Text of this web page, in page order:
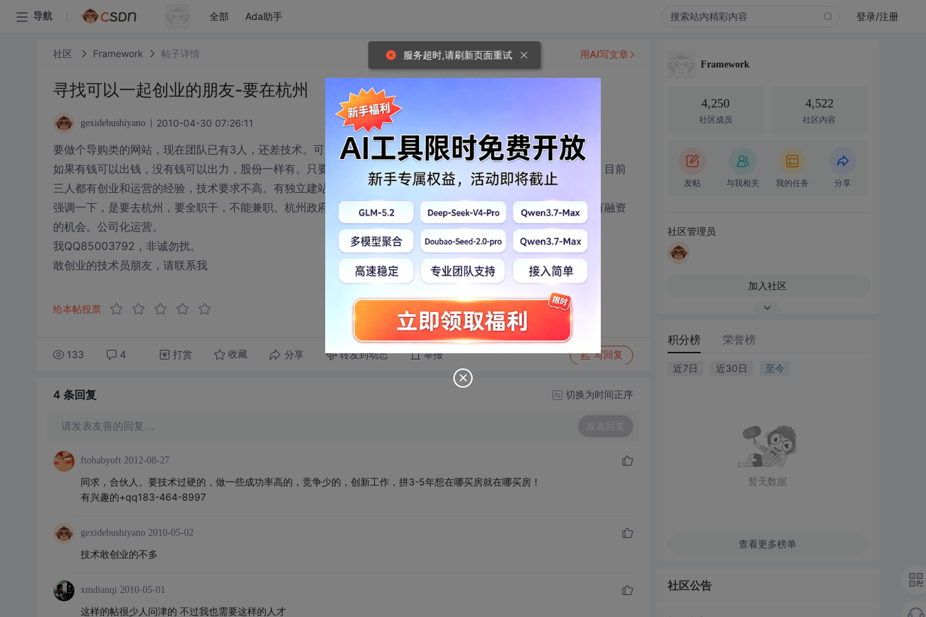
导航 全部 Ada助手 登录/注册
社区 Framework 帖子详情
寻找可以一起创业的朋友-要在杭州
gexidebushiyano 2010-04-30 07:26:11
要做个导购类的网站，现在团队已有3人，还差技术。可以1-2名。要去杭州创业，因为环境好。
如果有钱可以出钱，没有钱可以出力，股份一样有。只要是一起干就好，一起认认真真地干一件事情，并且做大。目前
三人都有创业和运营的经验，技术要求不高。有独立建站经验的朋友基本上都能胜任。
强调一下，是要去杭州，要全职干，不能兼职。杭州政府会有资金补助和房租补助。半年内可以做到收支平衡。有融资
的机会。公司化运营。
我QQ85003792，非诚勿扰。
敢创业的技术员朋友，请联系我
给本帖投票
133 4 打赏 收藏 分享 转发到动态 举报 写回复
用AI写文章
4 条回复 切换为时间正序
请发表友善的回复… 发表回复
ftobabyoft 2012-08-27
同求，合伙人。要技术过硬的，做一些成功率高的，竞争少的，创新工作，拼3-5年想在哪买房就在哪买房！
有兴趣的+qq183-464-8997
gexidebushiyano 2010-05-02
技术敢创业的不多
xmdianqi 2010-05-01
这样的帖很少人问津的 不过我也需要这样的人才
Framework
4,250
社区成员
4,522
社区内容
发帖 与我相关 我的任务 分享
社区管理员
加入社区
积分榜 荣誉榜
近7日 近30日 至今
暂无数据
查看更多榜单
社区公告
服务超时,请刷新页面重试